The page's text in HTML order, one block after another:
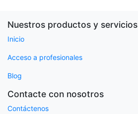
Nuestros productos y servicios
Inicio
Acceso a profesionales
Blog
Contacte con nosotros
Contáctenos